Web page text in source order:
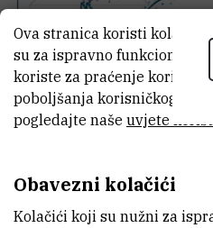
Ova stranica koristi
su za ispravno
koriste za praćenje
poboljšanja korisničkog
pogledajte naše uvjete
Obavezni kolačići
Kolačići koji su nužni za